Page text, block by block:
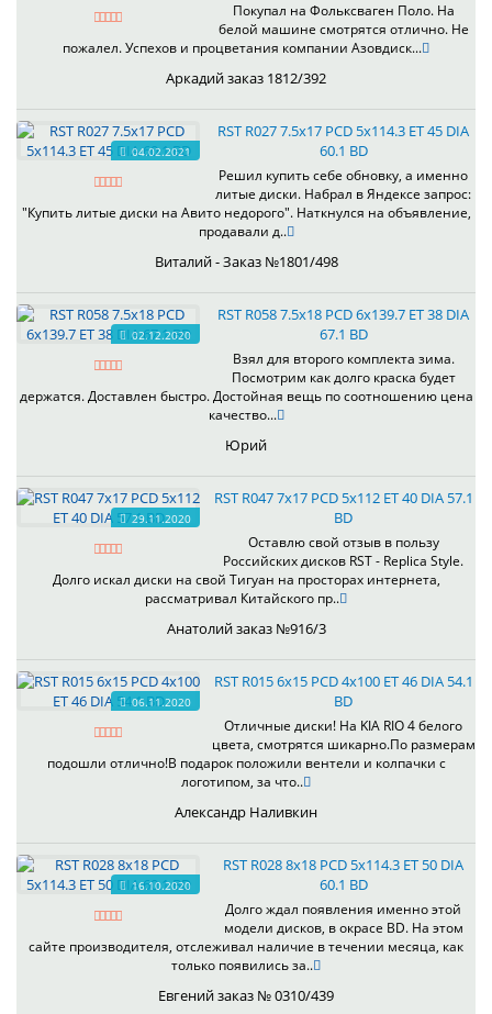
Покупал на Фольксваген Поло. На
белой машине смотрятся отлично. Не
пожалел. Успехов и процветания компании Азовдиск...
Аркадий заказ 1812/392
04.02.2021
RST R027 7.5x17 PCD 5x114.3 ET 45 DIA
60.1 BD
Решил купить себе обновку, а именно
литые диски. Набрал в Яндексе запрос:
"Купить литые диски на Авито недорого". Наткнулся на объявление,
продавали д..
Виталий - Заказ №1801/498
02.12.2020
RST R058 7.5x18 PCD 6x139.7 ET 38 DIA
67.1 BD
Взял для второго комплекта зима.
Посмотрим как долго краска будет
держатся. Доставлен быстро. Достойная вещь по соотношению цена
качество...
Юрий
29.11.2020
RST R047 7x17 PCD 5x112 ET 40 DIA 57.1
BD
Оставлю свой отзыв в пользу
Российских дисков RST - Replica Style.
Долго искал диски на свой Тигуан на просторах интернета,
рассматривал Китайского пр..
Анатолий заказ №916/3
06.11.2020
RST R015 6x15 PCD 4x100 ET 46 DIA 54.1
BD
Отличные диски! На KIA RIO 4 белого
цвета, смотрятся шикарно.По размерам
подошли отлично!В подарок положили вентели и колпачки с
логотипом, за что..
Александр Наливкин
16.10.2020
RST R028 8x18 PCD 5x114.3 ET 50 DIA
60.1 BD
Долго ждал появления именно этой
модели дисков, в окрасе BD. На этом
сайте производителя, отслеживал наличие в течении месяца, как
только появились за..
Евгений заказ № 0310/439